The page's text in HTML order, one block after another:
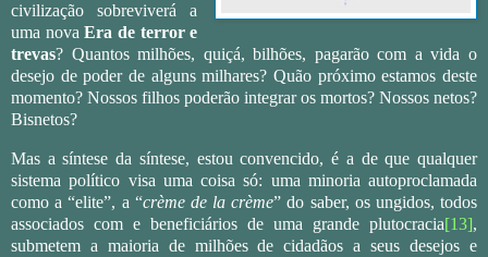
civilização sobreviverá a
uma novaEra de terror e
trevas? Quantos milhões, quiçá, bilhões, pagarão com a vida o
desejo de poder de alguns milhares? Quão próximo estamos deste
momento? Nossos filhos poderão integrar os mortos? Nossos netos?
Bisnetos?
Mas a síntese da síntese, estou convencido, é a de que qualquer
sistema político visa uma coisa só: uma minoria autoproclamada
como a “elite”, a “crème de la crème” do saber, os ungidos, todos
associados com e beneficiários de uma grande plutocracia[13],
submetem a maioria de milhões de cidadãos a seus desejos e